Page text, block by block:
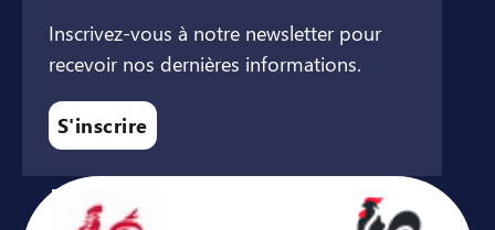
Inscrivez-vous à notre newsletter pour
recevoir nos dernières informations.
S'inscrire
Avec le soutien de ...